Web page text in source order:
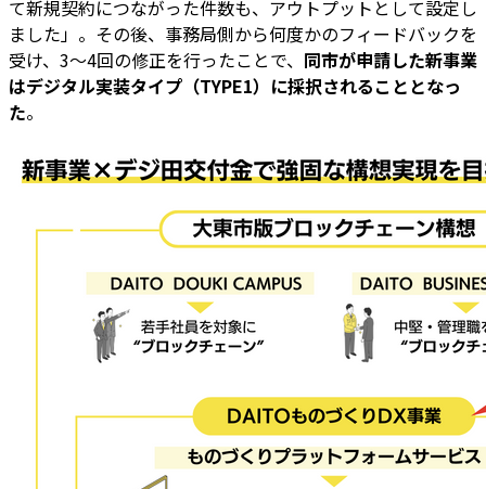
て新規契約につながった件数も、アウトプットとして設定し
ました」。その後、事務局側から何度かのフィードバックを
受け、3～4回の修正を行ったことで、 同市が申請した新事業
はデジタル実装タイプ（TYPE1）に採択されることとなっ
た。